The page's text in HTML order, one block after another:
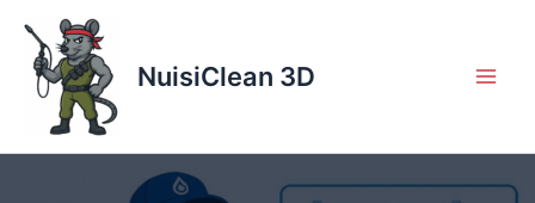
contenu
NuisiClean 3D